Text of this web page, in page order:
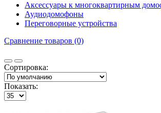
Аксессуары к многоквартирным
Аудиодомофоны
Переговорные устройства
Сравнение товаров (0)
Сортировка:
Показать: